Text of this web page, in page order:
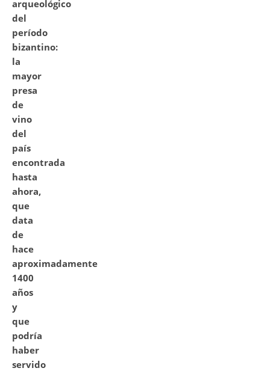
arqueológico
del
período
bizantino:
la
mayor
presa
de
vino
del
país
encontrada
hasta
ahora,
que
data
de
hace
aproximadamente
1400
años
y
que
podría
haber
servido